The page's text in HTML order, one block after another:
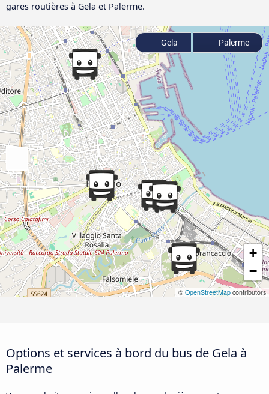
gares routières à Gela et Palerme.
+
−
© OpenStreetMap contributors
Gela Palerme
Options et services à bord du bus de Gela à
Palerme